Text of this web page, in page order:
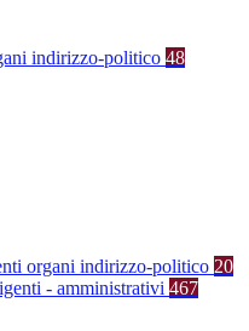
indirizzo-politico 48
organi indirizzo-politico 20
- amministrativi 467